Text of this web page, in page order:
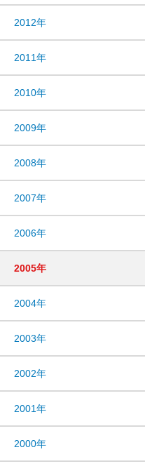
2012年
2011年
2010年
2009年
2008年
2007年
2006年
2005年
2004年
2003年
2002年
2001年
2000年